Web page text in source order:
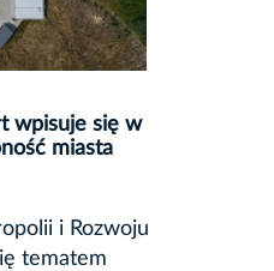
wpisuje się w
miasta
i Rozwoju
tematem